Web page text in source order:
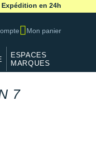
Expédition en 24h
Mon panier
ESPACES
MARQUES
7